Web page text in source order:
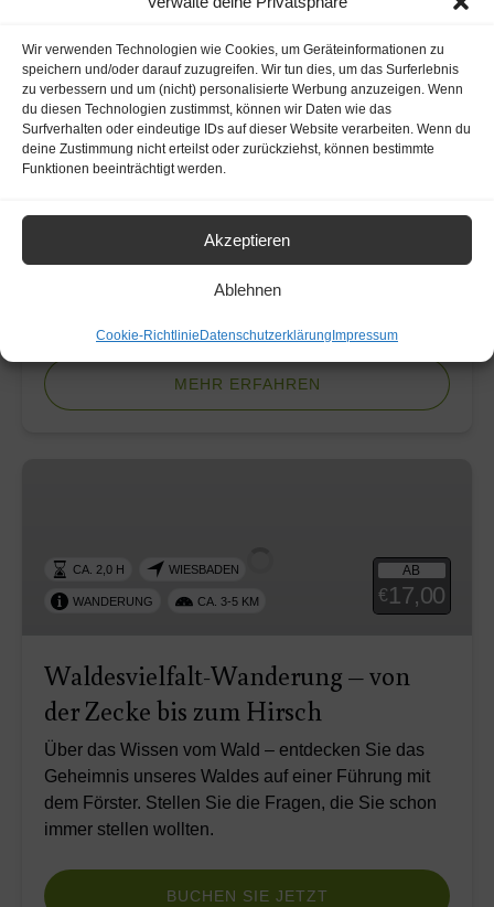
Wir verwenden Technologien wie Cookies, um Geräteinformationen zu
speichern und/oder darauf zuzugreifen. Wir tun dies, um das Surferlebnis
zu verbessern und um (nicht) personalisierte Werbung anzuzeigen. Wenn
du diesen Technologien zustimmst, können wir Daten wie das
Surfverhalten oder eindeutige IDs auf dieser Website verarbeiten. Wenn du
deine Zustimmung nicht erteilst oder zurückziehst, können bestimmte
Funktionen beeinträchtigt werden.
Akzeptieren
Ablehnen
Cookie-Richtlinie Datenschutzerklärung Impressum
WANDERUNG CA. 4 KM
Fackel-Glühwein-Wanderung in
Wiesbaden
Geheimnisvoll unterwegs beim Fackelschein. Bei
Panoramaausblick über Wiesbadener Weinberge
MEHR ERFAHREN
Zecke
Hirsch
AB
€17,00
CA. 2,0 H WIESBADEN
WANDERUNG CA. 3-5 KM
Waldesvielfalt-Wanderung – von
der Zecke bis zum Hirsch
Über das Wissen vom Wald – entdecken Sie das
Geheimnis unseres Waldes auf einer Führung mit
dem Förster. Stellen Sie die Fragen, die Sie schon
immer stellen wollten.
BUCHEN SIE JETZT